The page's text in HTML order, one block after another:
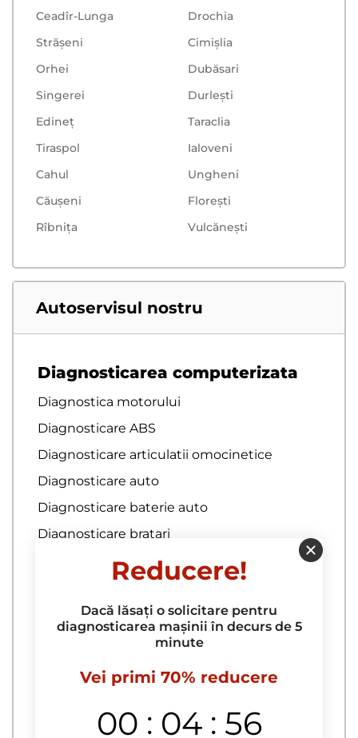
Ceadîr-Lunga
Drochia
Strășeni
Cimișlia
Orhei
Dubăsari
Singerei
Durlești
Edineț
Taraclia
Tiraspol
Ialoveni
Cahul
Ungheni
Căușeni
Floreşti
Rîbnița
Vulcăneşti
Autoservisul nostru
Diagnosticarea computerizata
Diagnostica motorului
Diagnosticare ABS
Diagnosticare articulatii omocinetice
Diagnosticare auto
Diagnosticare baterie auto
Diagnosticare bratari
Diagnosticare bucselor pentru brate
Diagnosticare computerizata a
autoturismului la domiciliu
echipamentelor electrice
Diagnosticare computerizata a sistemelor
Reducere!
Dacă lăsați o solicitare pentru
diagnosticarea mașinii în decurs de 5
minute
Vei primi 70% reducere
00 : 04 : 55